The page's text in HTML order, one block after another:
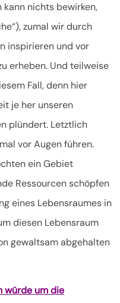
kann nichts bewirken,
zumal wir durch
inspirieren und vor
erheben. Und teilweise
Fall, denn hier
je her unseren
plündert. Letztlich
vor Augen führen.
ein Gebiet
Ressourcen schöpfen
eines Lebensraumes in
diesen Lebensraum
gewaltsam abgehalten
würde um die